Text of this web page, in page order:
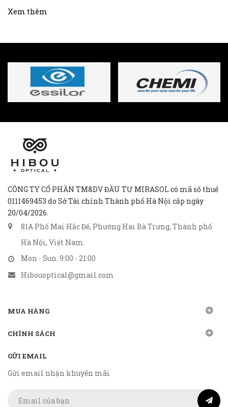
Xem thêm
CÔNG TY CỔ PHẦN TM&DV ĐẦU TƯ MIRASOL có mã số thuế
0111469453 do Sở Tài chính Thành phố Hà Nội cấp ngày
20/04/2026.
81A Phố Mai Hắc Đế, Phường Hai Bà Trưng, Thành phố
Hà Nội, Việt Nam.
Mon - Sun: 9:00 - 21:00
Hibouoptical@gmail.com
MUA HÀNG
CHÍNH SÁCH
GỬI EMAIL
Gửi email nhận khuyến mãi